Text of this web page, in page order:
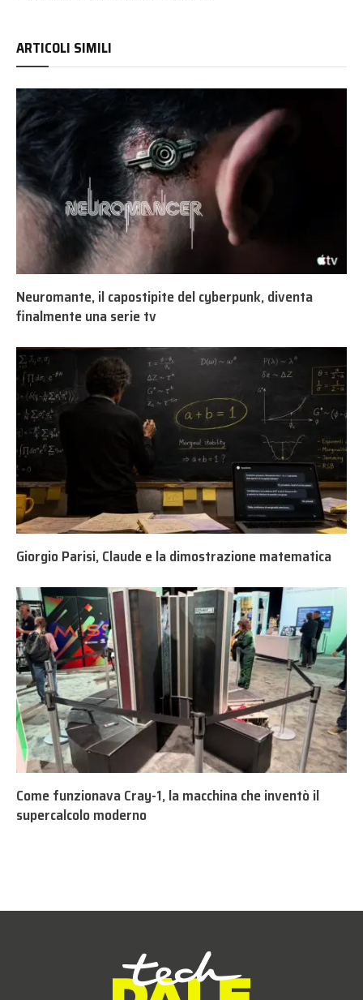
ARTICOLI SIMILI
Neuromante, il capostipite del cyberpunk, diventa
finalmente una serie tv
Giorgio Parisi, Claude e la dimostrazione matematica
Come funzionava Cray-1, la macchina che inventò il
supercalcolo moderno